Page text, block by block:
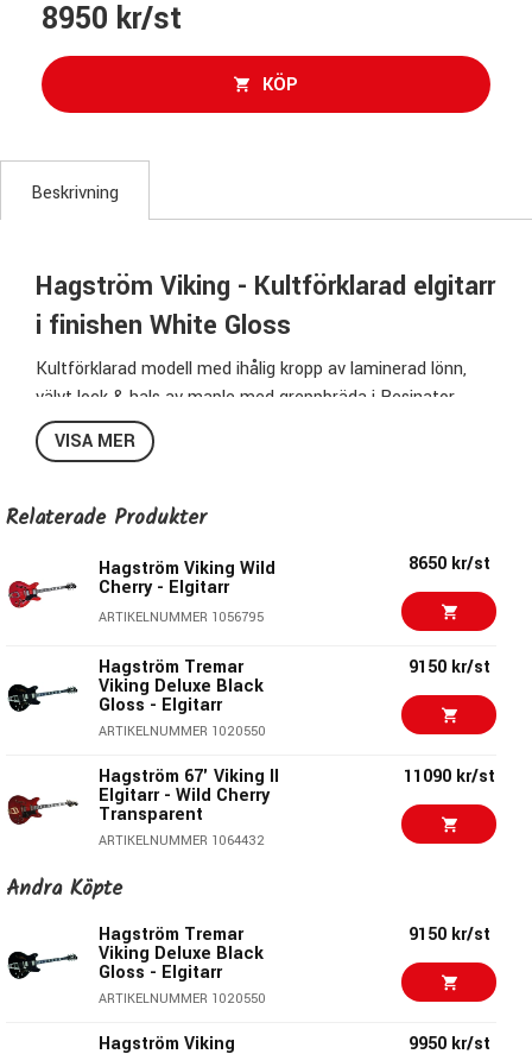
8950 kr/st
KÖP
Beskrivning
Hagström Viking - Kultförklarad elgitarr
i finishen White Gloss
Kultförklarad modell med ihålig kropp av laminerad lönn,
välvt lock & hals av maple med greppbräda i Resinator
Wood.
Viking är en gitarr som gör jobbet lika bra i jazzsamanhang
En lättspelad & snygg allround-gitarr helt enkelt!
Specifikation Viking:
White Gloss
Kropp:Hollow-Body i Lönnlaminat med välvt lock
Hals:
Canadian Hard Maple - 22 Medium Jumbo-band
/ 24,75” Mensur
Översadel:43mm
Mikrofoner:2st Hagström HJ-50
Stämskruvar:Gjutna Hagström 18:1 Die Cast
Trapeze Tail Piece
Kontroller: 2st Volym- & 2st Tonkontroller
Pickupswitch:3-läges
VISA MER
Relaterade Produkter
Hagström Viking Wild
Cherry - Elgitarr
ARTIKELNUMMER 1056795
8650 kr/st
Hagström Tremar
Viking Deluxe Black
Gloss - Elgitarr
ARTIKELNUMMER 1020550
9150 kr/st
Hagström 67' Viking II
Elgitarr - Wild Cherry
Transparent
ARTIKELNUMMER 1064432
11090 kr/st
Hagström Viking
12-strängad elgitarr
ARTIKELNUMMER 1033930
Hagström Tremar
Seas - Elgitarr
11650 kr/st
Andra Köpte
Hagström Tremar
Viking Deluxe Black
Gloss - Elgitarr
ARTIKELNUMMER 1020550
9150 kr/st
Hagström Viking 9950 kr/st